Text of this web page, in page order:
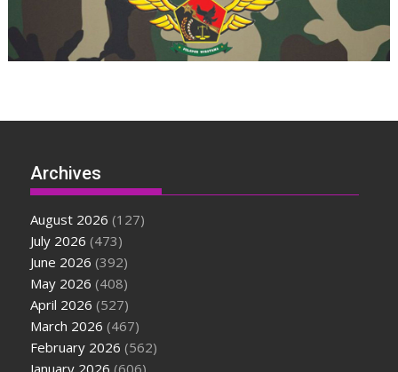
Archives
August 2026 (127)
July 2026 (473)
June 2026 (392)
May 2026 (408)
April 2026 (527)
March 2026 (467)
February 2026 (562)
January 2026 (606)